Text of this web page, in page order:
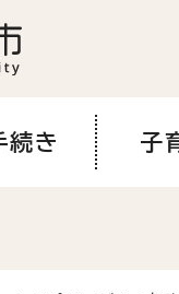
続き 子